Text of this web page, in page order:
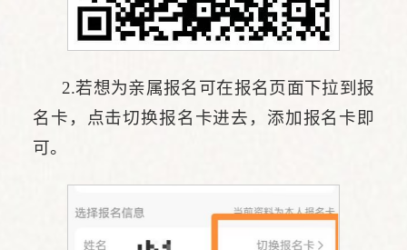
2.若想为亲属报名可在报名页面下拉到报
名卡，点击切换报名卡进去，添加报名卡即
可。